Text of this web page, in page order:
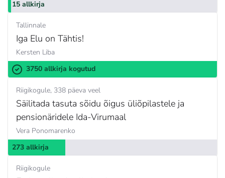
15 allkirja
Tallinnale
Iga Elu on Tähtis!
Kersten Liba
3750 allkirja kogutud
Riigikogule 338 päeva veel
Säilitada tasuta sõidu õigus üliõpilastele ja
pensionäridele Ida-Virumaal
Vera Ponomarenko
273 allkirja
Riigikogule